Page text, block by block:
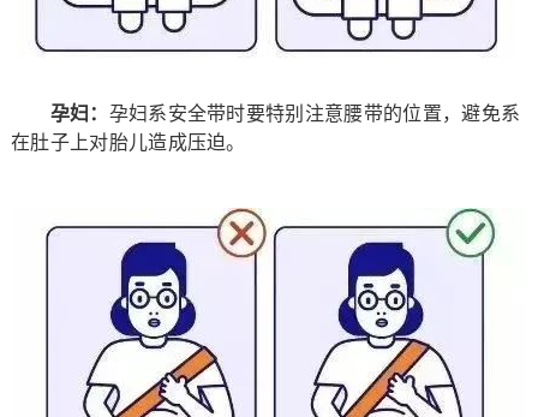
孕妇： 孕妇系安全带时要特别注意腰带的位置，避免系
在肚子上对胎儿造成压迫。